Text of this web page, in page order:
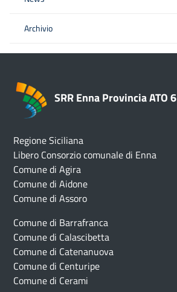
Archivio
SRR Enna Provincia ATO 6
Regione Siciliana
Libero Consorzio comunale di Enna
Comune di Agira
Comune di Aidone
Comune di Assoro
Comune di Barrafranca
Comune di Calascibetta
Comune di Catenanuova
Comune di Centuripe
Comune di Cerami